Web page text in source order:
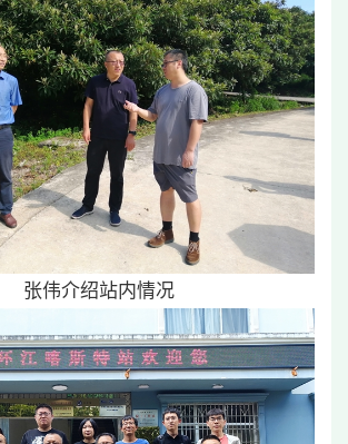
张伟介绍站内情况